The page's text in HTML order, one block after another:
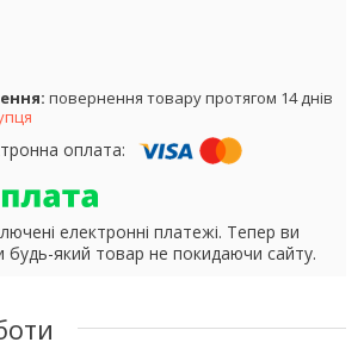
повернення товару протягом 14 днів
електронні платежі. Тепер ви
який товар не покидаючи сайту.